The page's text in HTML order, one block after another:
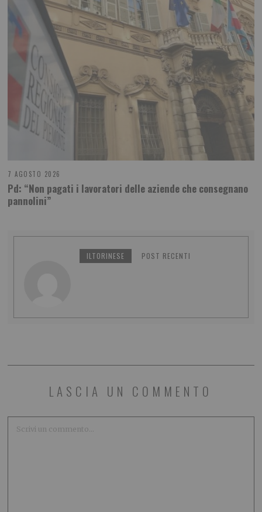
7 AGOSTO 2026
Pd: “Non pagati i lavoratori delle aziende che consegnano
pannolini”
ILTORINESE POST RECENTI
LASCIA UN COMMENTO